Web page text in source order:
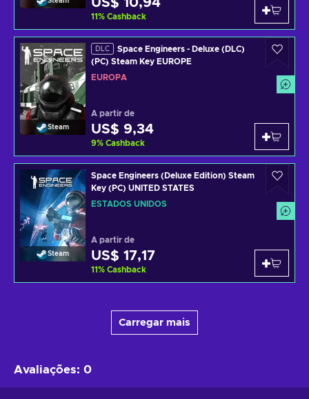
11% Cashback
Steam
DLC
Space Engineers - Deluxe (DLC)
(PC) Steam Key EUROPE
EUROPA
A partir de
US$ 9,34
9% Cashback
Steam
Space Engineers (Deluxe Edition) Steam
Key (PC) UNITED STATES
ESTADOS UNIDOS
A partir de
US$ 17,17
11% Cashback
Carregar mais
Avaliações: 0